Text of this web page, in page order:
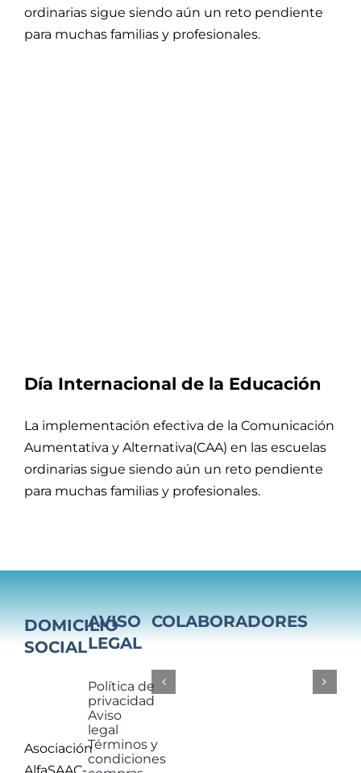
ordinarias sigue siendo aún un reto pendiente
para muchas familias y profesionales.
Día Internacional de la Educación
La implementación efectiva de la Comunicación
Aumentativa y Alternativa(CAA) en las escuelas
ordinarias sigue siendo aún un reto pendiente
para muchas familias y profesionales.
DOMICILIO
SOCIAL
Asociación
AlfaSAAC-
AVISO
LEGAL
Política de
privacidad
Aviso
legal
Términos y
condiciones
COLABORADORES